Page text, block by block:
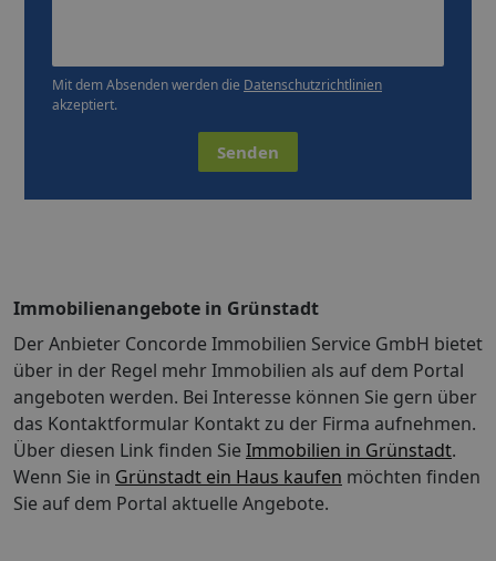
Mit dem Absenden werden die Datenschutzrichtlinien
akzeptiert.
Senden
Immobilienangebote in Grünstadt
Der Anbieter Concorde Immobilien Service GmbH bietet
über in der Regel mehr Immobilien als auf dem Portal
angeboten werden. Bei Interesse können Sie gern über
das Kontaktformular Kontakt zu der Firma aufnehmen.
Über diesen Link finden Sie Immobilien in Grünstadt.
Wenn Sie in Grünstadt ein Haus kaufen möchten finden
Sie auf dem Portal aktuelle Angebote.